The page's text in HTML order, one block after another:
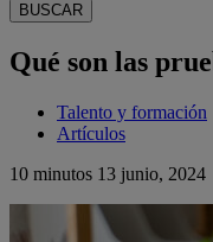
BUSCAR
Qué son las
Talento y formación
Artículos
10 minutos 13 junio, 2024